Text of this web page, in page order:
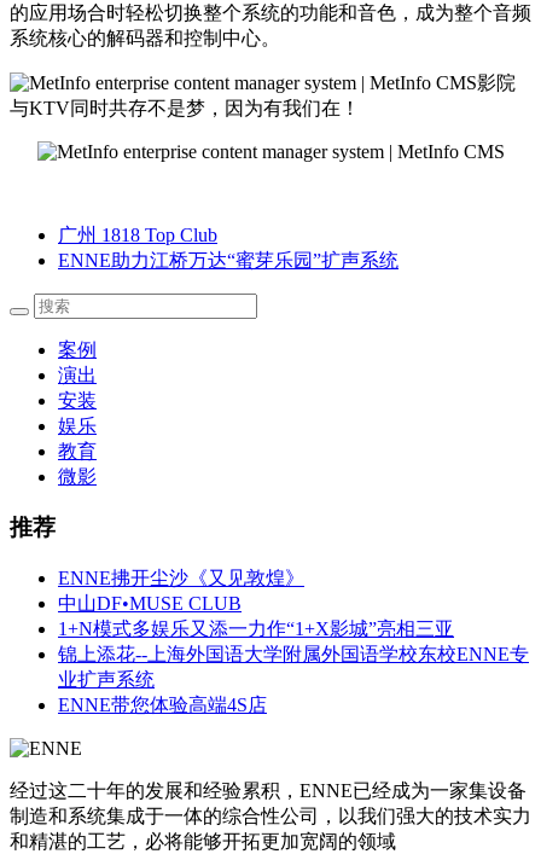
的应用场合时轻松切换整个系统的功能和音色，成为整个音频
系统核心的解码器和控制中心。
影院
与KTV同时共存不是梦，因为有我们在！
广州 1818 Top Club
ENNE助力江桥万达“蜜芽乐园”扩声系统
案例
演出
安装
娱乐
教育
微影
推荐
ENNE拂开尘沙《又见敦煌》
中山DF•MUSE CLUB
1+N模式多娱乐又添一力作“1+X影城”亮相三亚
锦上添花--上海外国语大学附属外国语学校东校ENNE专
业扩声系统
ENNE带您体验高端4S店
经过这二十年的发展和经验累积，ENNE已经成为一家集设备
制造和系统集成于一体的综合性公司，以我们强大的技术实力
和精湛的工艺，必将能够开拓更加宽阔的领域